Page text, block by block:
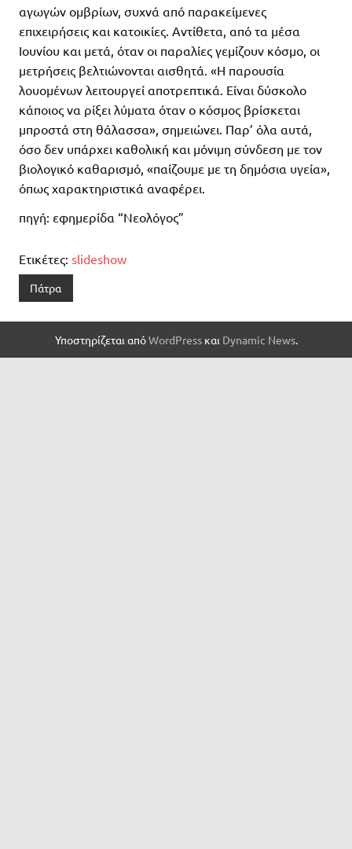
αγωγών ομβρίων, συχνά από παρακείμενες
επιχειρήσεις και κατοικίες. Αντίθετα, από τα μέσα
Ιουνίου και μετά, όταν οι παραλίες γεμίζουν κόσμο, οι
μετρήσεις βελτιώνονται αισθητά. «Η παρουσία
λουομένων λειτουργεί αποτρεπτικά. Είναι δύσκολο
κάποιος να ρίξει λύματα όταν ο κόσμος βρίσκεται
μπροστά στη θάλασσα», σημειώνει. Παρ’ όλα αυτά,
όσο δεν υπάρχει καθολική και μόνιμη σύνδεση με τον
βιολογικό καθαρισμό, «παίζουμε με τη δημόσια υγεία»,
όπως χαρακτηριστικά αναφέρει.
πηγή: εφημερίδα “Νεολόγος”
Ετικέτες: slideshow
Πάτρα
Υποστηρίζεται απόWordPressκαι Dynamic News.